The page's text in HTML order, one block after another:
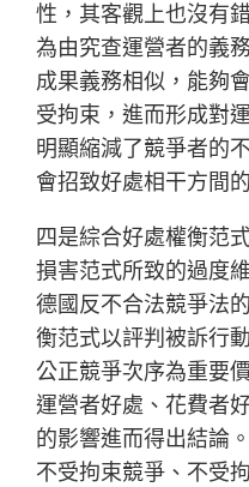
性，其客觀上也沒有
為由究查運營者的義
成果義務相似，能夠
受拘束，進而形成對
明顯縮減了競爭者的
會招致好處相干方間
四是綜合好處權衡范
損害范式所致的過度
德國反不合法競爭法
衡范式以評判被訴行
公正競爭次序為重要
運營者好處、花費者
的影響進而得出結論
不受拘束競爭、不受